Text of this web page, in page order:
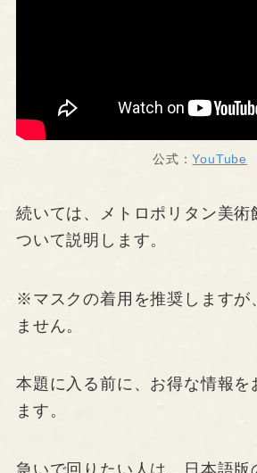
公式：YouTube
続いては、メトロポリタン美術
ついて説明します。
※マスクの着用を推奨しますが
ません。
本題に入る前に、お得な情報を
ます。